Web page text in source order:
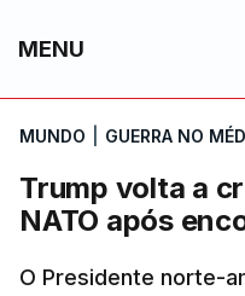
MENU
MUNDO GUERRA NO
Trump volta a
NATO após
O Presidente norte-